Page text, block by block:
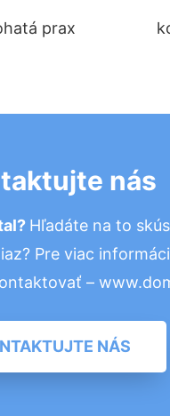
prax
nás
Hľadáte na to
Pre viac
–
NÁS